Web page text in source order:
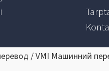
/ VMI Машинний